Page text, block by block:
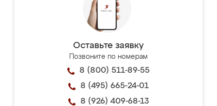
Оставьте заявку
Позвоните по номерам
8 (800) 511-89-55
8 (495) 665-24-01
8 (926) 409-68-13